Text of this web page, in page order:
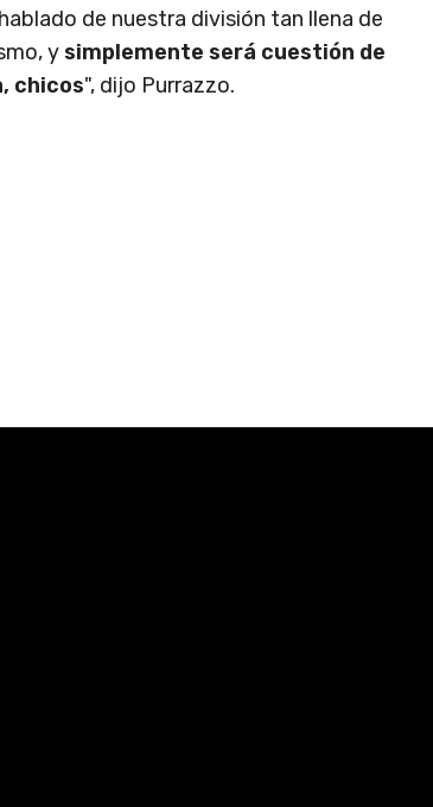
de nuestra división tan llena de
ysimplemente será cuestión de
chicos", dijo Purrazzo.